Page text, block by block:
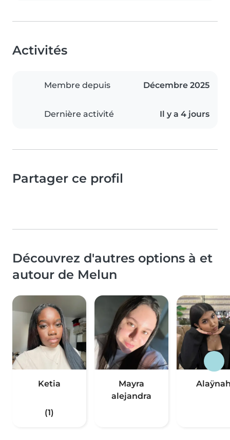
Activités
Membre depuis Décembre 2025
Dernière activité Il y a 4 jours
Partager ce profil
Découvrez d'autres options à et
autour de Melun
Ketia
(1)
Mayra
alejandra